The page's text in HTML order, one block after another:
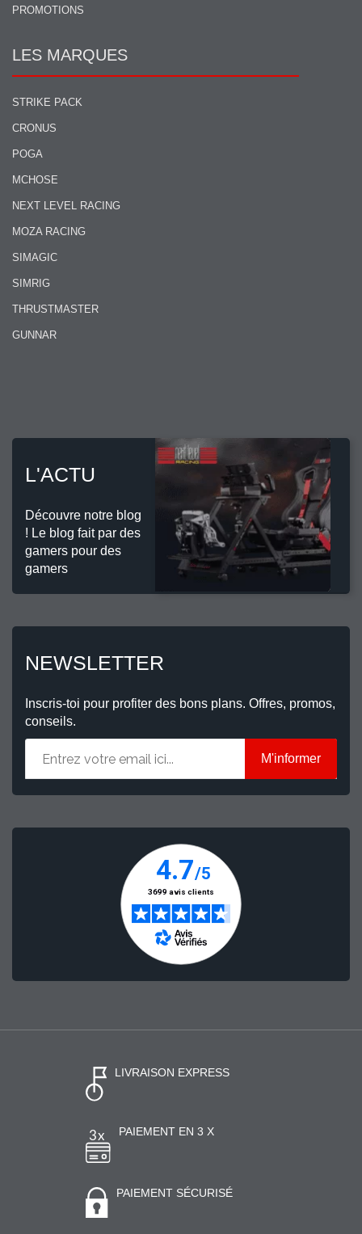
PROMOTIONS
LES MARQUES
STRIKE PACK
CRONUS
POGA
MCHOSE
NEXT LEVEL RACING
MOZA RACING
SIMAGIC
SIMRIG
THRUSTMASTER
GUNNAR
L'ACTU
Découvre notre blog
! Le blog fait par des
gamers pour des
gamers
NEWSLETTER
Inscris-toi pour profiter des bons plans. Offres, promos,
conseils.
M'informer
LIVRAISON EXPRESS
PAIEMENT EN 3 X
PAIEMENT SÉCURISÉ